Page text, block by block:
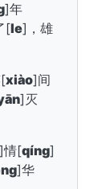
]年
[le]，雄
xiào]间
]灭
]情[qíng]
]华